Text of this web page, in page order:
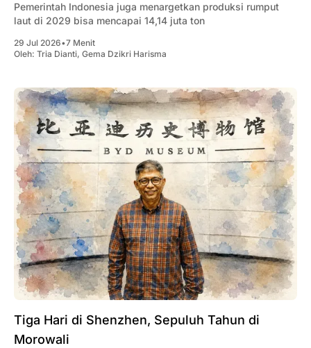
Pemerintah Indonesia juga menargetkan produksi rumput
laut di 2029 bisa mencapai 14,14 juta ton
29 Jul 2026•7 Menit
Oleh: Tria Dianti, Gema Dzikri Harisma
Tiga Hari di Shenzhen, Sepuluh Tahun di
Morowali